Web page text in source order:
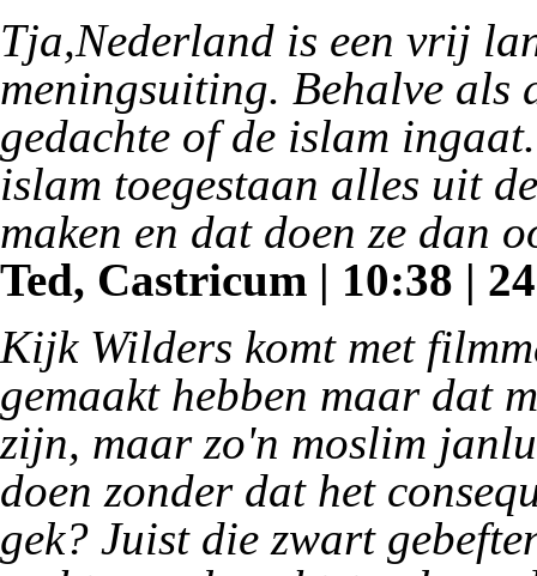
Tja,Nederland is een vrij
meningsuiting. Behalve als
gedachte of de islam
islam toegestaan alles uit
maken en dat doen ze dan
Ted, Castricum | 10:38 |
Kijk Wilders komt met
gemaakt hebben maar dat
zijn, maar zo'n moslim
doen zonder dat het
gek? Juist die zwart